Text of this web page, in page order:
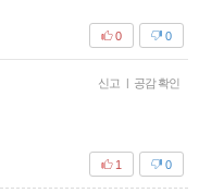
0
0
신고 | 공감 확인
0
1